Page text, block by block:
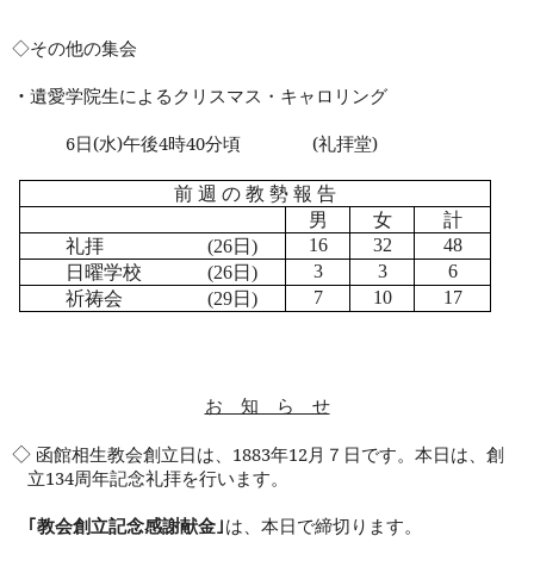
◇その他の集会
・ 遺愛学院生によるクリスマス・キャロリング
6日(水)午後4時40分頃 (礼拝堂)
前 週 の 教 勢 報 告
男
女
計
礼拝
(26日) 16 32 48
日曜学校 (26日) 3 3 6
祈祷会 (29日) 7 10 17
お 知 ら せ
◇ 函館相生教会創立日は、 1883年12月７日です。本日は、創
立134周年記念礼拝を行います。
｢教会創立記念感謝献金｣は、本日で締切ります。